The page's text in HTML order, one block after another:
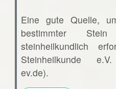
Eine gute Quelle,
bestimmter
steinheilkundlich
Steinheilkunde e.V.
ev.de).